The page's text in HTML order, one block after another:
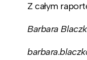
Z całym
Barbara